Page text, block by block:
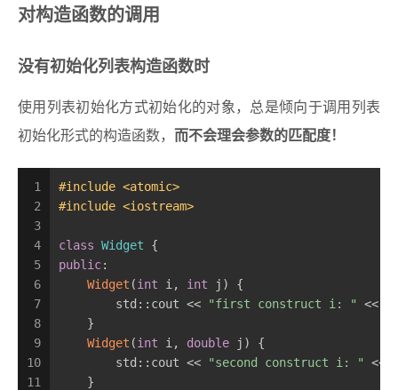
对构造函数的调用
没有初始化列表构造函数时
使用列表初始化方式初始化的对象，总是倾向于调用列表
初始化形式的构造函数， 而不会理会参数的匹配度！
1
2
3
4
5
6
7
8
9
10
11
#include <atomic>
#include <iostream>
class Widget {
public:
Widget (int i, int j) {
        std::cout <<
"first construct i: "
<<
    }
Widget (int i, double j) {
        std::cout <<
"second construct i: "
<<
    }